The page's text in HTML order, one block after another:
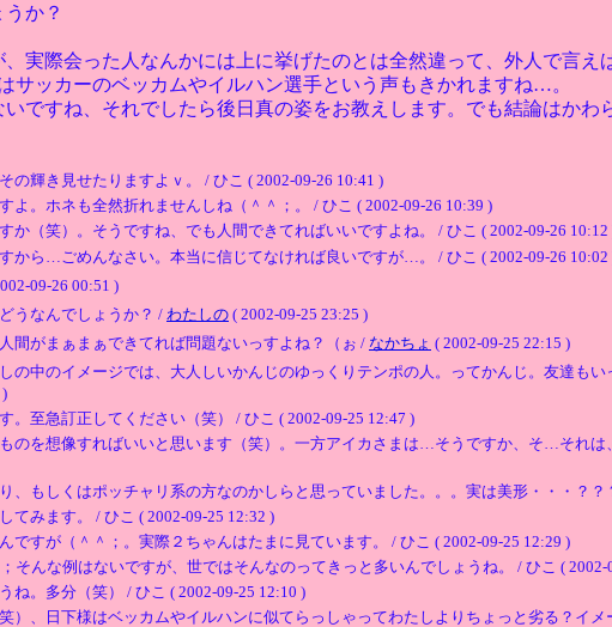
か？
実際会った人なんかには上に挙げたのとは全然違って、外人で言え
サッカーのベッカムやイルハン選手という声もきかれますね…。
ですね、それでしたら後日真の姿をお教えします。でも結論はかわ
輝き見せたりますよｖ。 / ひこ ( 2002-09-26 10:41 )
よ。ホネも全然折れませんしね（＾＾；。 / ひこ ( 2002-09-26 10:39 )
か（笑）。そうですね、でも人間できてればいいですよね。 / ひこ ( 2002-09-26 10:12
から…ごめんなさい。本当に信じてなければ良いですが…。 / ひこ ( 2002-09-26 10:02
09-26 00:51 )
うなんでしょうか？ / わたしの ( 2002-09-25 23:25 )
がまぁまぁできてれば問題ないっすよね？（ぉ / なかちょ ( 2002-09-25 22:15 )
の中のイメージでは、大人しいかんじのゆっくりテンポの人。ってかんじ。友達も
。至急訂正してください（笑） / ひこ ( 2002-09-25 12:47 )
のを想像すればいいと思います（笑）。一方アイカさまは…そうですか、そ…それ
、もしくはポッチャリ系の方なのかしらと思っていました。。。実は美形・・・？？
てみます。 / ひこ ( 2002-09-25 12:32 )
ですが（＾＾；。実際２ちゃんはたまに見ています。 / ひこ ( 2002-09-25 12:29 )
そんな例はないですが、世ではそんなのってきっと多いんでしょうね。 / ひこ ( 2002-
ね。多分（笑） / ひこ ( 2002-09-25 12:10 )
）、日下様はベッカムやイルハンに似てらっしゃってわたしよりちょっと劣る？イメ